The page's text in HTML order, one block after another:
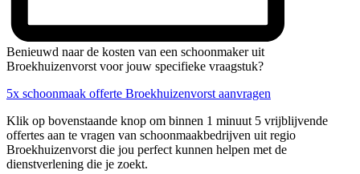
Benieuwd naar de kosten van een schoonmaker uit
Broekhuizenvorst voor jouw specifieke vraagstuk?
5x schoonmaak offerte Broekhuizenvorst aanvragen
Klik op bovenstaande knop om binnen 1 minuut 5 vrijblijvende
offertes aan te vragen van schoonmaakbedrijven uit regio
Broekhuizenvorst die jou perfect kunnen helpen met de
dienstverlening die je zoekt.